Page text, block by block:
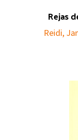
Rejas
Reidi,